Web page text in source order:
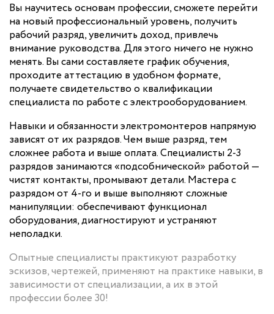
Вы научитесь основам профессии, сможете перейти
на новый профессиональный уровень, получить
рабочий разряд, увеличить доход, привлечь
внимание руководства. Для этого ничего не нужно
менять. Вы сами составляете график обучения,
проходите аттестацию в удобном формате,
получаете свидетельство о квалификации
специалиста по работе с электрооборудованием.
Навыки и обязанности электромонтеров напрямую
зависят от их разрядов. Чем выше разряд, тем
сложнее работа и выше оплата. Специалисты 2-3
разрядов занимаются «подсобнической» работой —
чистят контакты, промывают детали. Мастера с
разрядом от 4-го и выше выполняют сложные
манипуляции: обеспечивают функционал
оборудования, диагностируют и устраняют
неполадки.
Опытные специалисты практикуют разработку
эскизов, чертежей, применяют на практике навыки, в
зависимости от специализации, а их в этой
профессии более 30!